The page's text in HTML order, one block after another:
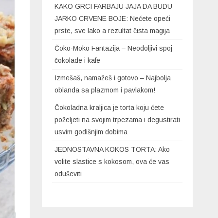
KAKO GRCI FARBAJU JAJA DA BUDU
JARKO CRVENE BOJE: Nećete opeći
prste, sve lako a rezultat čista magija
Čoko-Moko Fantazija – Neodoljivi spoj
čokolade i kafe
Izmešaš, namažeš i gotovo – Najbolja
oblanda sa plazmom i pavlakom!
Čokoladna kraljica je torta koju ćete
poželjeti na svojim trpezama i degustirati
usvim godišnjim dobima
JEDNOSTAVNA KOKOS TORTA: Ako
volite slastice s kokosom, ova će vas
oduševiti